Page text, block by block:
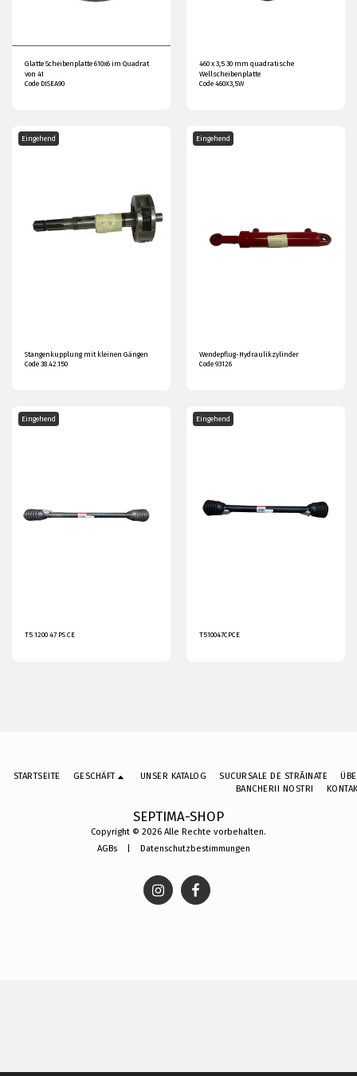
Glatte Scheibenplatte 610x6 im Quadrat
von 41
Code DISEA90
460 x 3,5 30 mm quadratische
Wellscheibenplatte
Code 460X3,5W
Eingehend
Stangenkupplung mit kleinen Gängen
Code 38.42.150
Eingehend
Wendepflug-Hydraulikzylinder
Code 93126
Eingehend
T5 1200 47 PS CE
Eingehend
T510047CPCE
SEPTIMA-SHOP
Copyright © 2026 Alle Rechte vorbehalten.
AGBs
Datenschutzbestimmungen
STARTSEITE GESCHÄFT UNSER KATALOG SUCURSALE DE STRĂINATE
BANCHERII NOSTRI